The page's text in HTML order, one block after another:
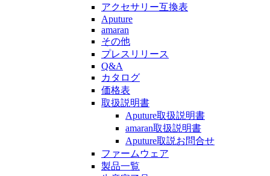
アクセサリー互換表
Aputure
amaran
その他
プレスリリース
Q&A
カタログ
価格表
取扱説明書
Aputure取扱説明書
amaran取扱説明書
Aputure取説お問合せ
ファームウェア
製品一覧